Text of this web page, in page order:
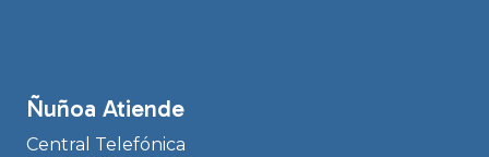
Ñuñoa Atiende
Central Telefónica